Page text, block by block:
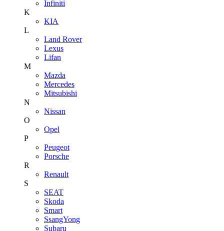
Infiniti
K
KIA
L
Land Rover
Lexus
Lifan
M
Mazda
Mercedes
Mitsubishi
N
Nissan
O
Opel
P
Peugeot
Porsche
R
Renault
S
SEAT
Skoda
Smart
SsangYong
Subaru